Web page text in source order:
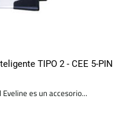
TIPO 2 - CEE 5-PIN
es un accesorio...